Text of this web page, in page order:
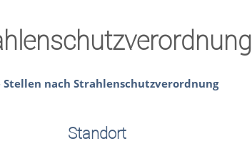
nach Strahlenschutzverordnung
Standort